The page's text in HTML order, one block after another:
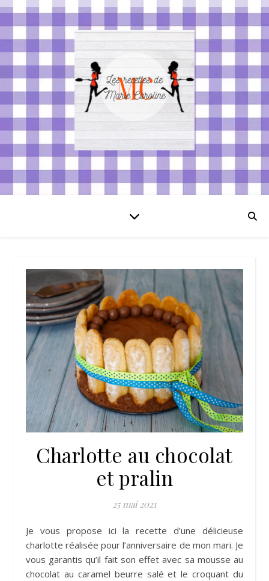
Charlotte au chocolat
et pralin
25 mai 2021
Je vous propose ici la recette d’une délicieuse
charlotte réalisée pour l’anniversaire de mon mari. Je
vous garantis qu’il fait son effet avec sa mousse au
chocolat au caramel beurre salé et le croquant du